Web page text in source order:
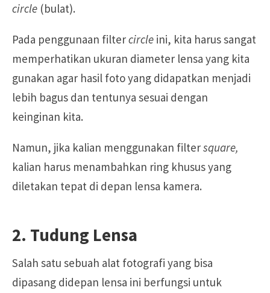
circle (bulat).
Pada penggunaan filtercircle ini, kita harus sangat
memperhatikan ukuran diameter lensa yang kita
gunakan agar hasil foto yang didapatkan menjadi
lebih bagus dan tentunya sesuai dengan
keinginan kita.
Namun, jika kalian menggunakan filtersquare,
kalian harus menambahkan ring khusus yang
diletakan tepat di depan lensa kamera.
2. Tudung Lensa
Salah satu sebuah alat fotografi yang bisa
dipasang didepan lensa ini berfungsi untuk